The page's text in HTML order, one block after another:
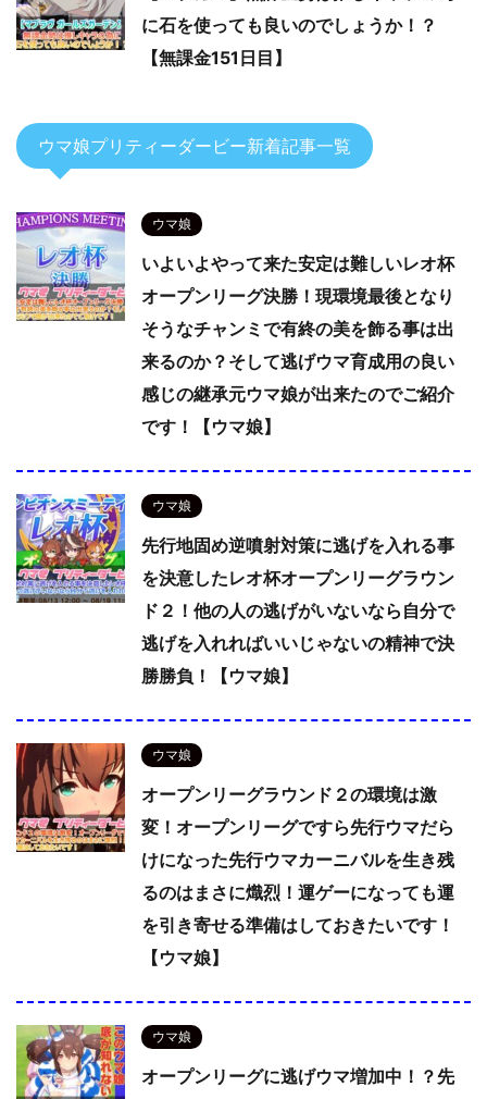
に石を使っても良いのでしょうか！？
【無課金151日目】
ウマ娘プリティーダービー新着記事一覧
ウマ娘
いよいよやって来た安定は難しいレオ杯
オープンリーグ決勝！現環境最後となり
そうなチャンミで有終の美を飾る事は出
来るのか？そして逃げウマ育成用の良い
感じの継承元ウマ娘が出来たのでご紹介
です！【ウマ娘】
ウマ娘
先行地固め逆噴射対策に逃げを入れる事
を決意したレオ杯オープンリーグラウン
ド２！他の人の逃げがいないなら自分で
逃げを入れればいいじゃないの精神で決
勝勝負！【ウマ娘】
ウマ娘
オープンリーグラウンド２の環境は激
変！オープンリーグですら先行ウマだら
けになった先行ウマカーニバルを生き残
るのはまさに熾烈！運ゲーになっても運
を引き寄せる準備はしておきたいです！
【ウマ娘】
ウマ娘
オープンリーグに逃げウマ増加中！？先